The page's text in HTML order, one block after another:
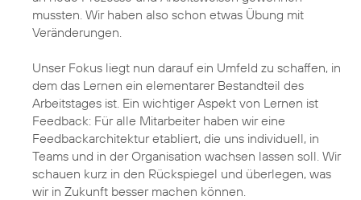
mussten. Wir haben also schon etwas Übung mit
Veränderungen.
Unser Fokus liegt nun darauf ein Umfeld zu schaffen, in
dem das Lernen ein elementarer Bestandteil des
Arbeitstages ist. Ein wichtiger Aspekt von Lernen ist
Feedback: Für alle Mitarbeiter haben wir eine
Feedbackarchitektur etabliert, die uns individuell, in
Teams und in der Organisation wachsen lassen soll. Wir
schauen kurz in den Rückspiegel und überlegen, was
wir in Zukunft besser machen können.